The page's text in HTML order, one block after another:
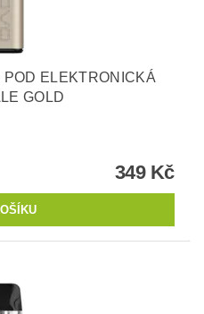
ELEKTRONICKÁ
GOLD
349 Kč